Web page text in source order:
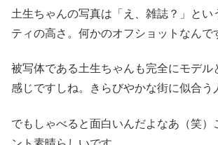
土生ちゃんの写真は「え、雑誌？」とい
ティの高さ。何かのオフショットなんで
被写体である土生ちゃんも完全にモデル
感じですしね。きらびやかな街に似合う
でもしゃべると面白いんだよなあ（笑）